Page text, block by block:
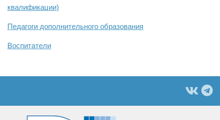
квалификации)
Педагоги дополнительного образования
Воспитатели